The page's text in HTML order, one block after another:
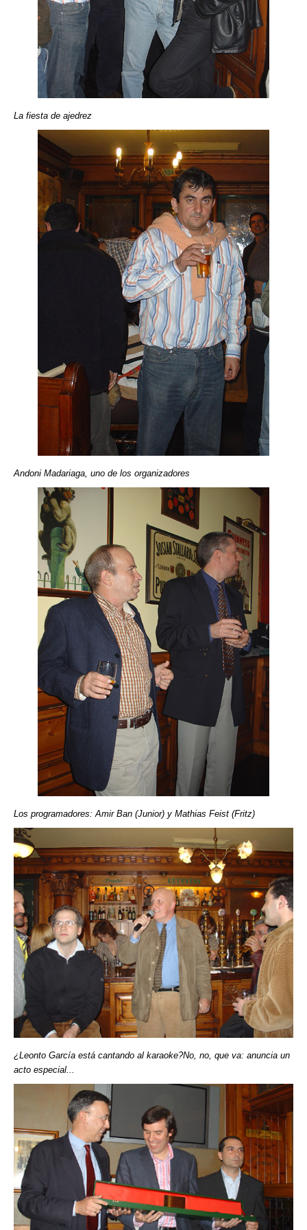
La fiesta de ajedrez
Andoni Madariaga, uno de los organizadores
Los programadores: Amir Ban (Junior) y Mathias Feist (Fritz)
¿Leonto García está cantando al karaoke?No, no, que va: anuncia un
acto especial...